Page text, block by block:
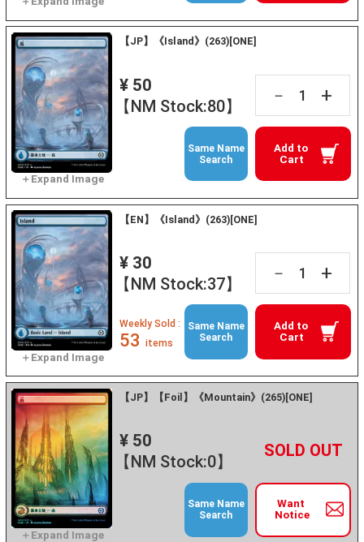
【JP】《Island》(263)[ONE]
¥ 50
【NM Stock:80】
－ +
Add to
Cart
Same Name
Search
【EN】《Island》(263)[ONE]
¥ 30
【NM Stock:37】
－ +
Add to
Cart
Weekly Sold :
53 items
Same Name
Search
【JP】【Foil】《Mountain》(265)[ONE]
¥ 50
【NM Stock:0】
－ +
Want
Notice
Same Name
Search